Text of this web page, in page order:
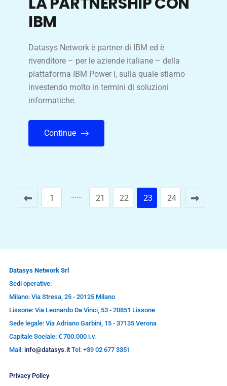
IBM
Datasys Network è partner di IBM ed è
rivenditore – per le aziende italiane – della
piattaforma IBM Power i, sulla quale stiamo
investendo molto in termini di soluzioni
informatiche.
Continue
1 …… 21 22 23 24
Datasys Network Srl
Sedi operative:
Milano: Via Stresa, 25 - 20125 Milano
Lissone: Via Leonardo Da Vinci, 53 - 20851 Lissone
Sede legale: Via Adriano Garbini, 15 - 37135 Verona
Capitale Sociale: € 700.000 i.v.
Mail: info@datasys.it Tel: +39 02 677 3351
Privacy Policy